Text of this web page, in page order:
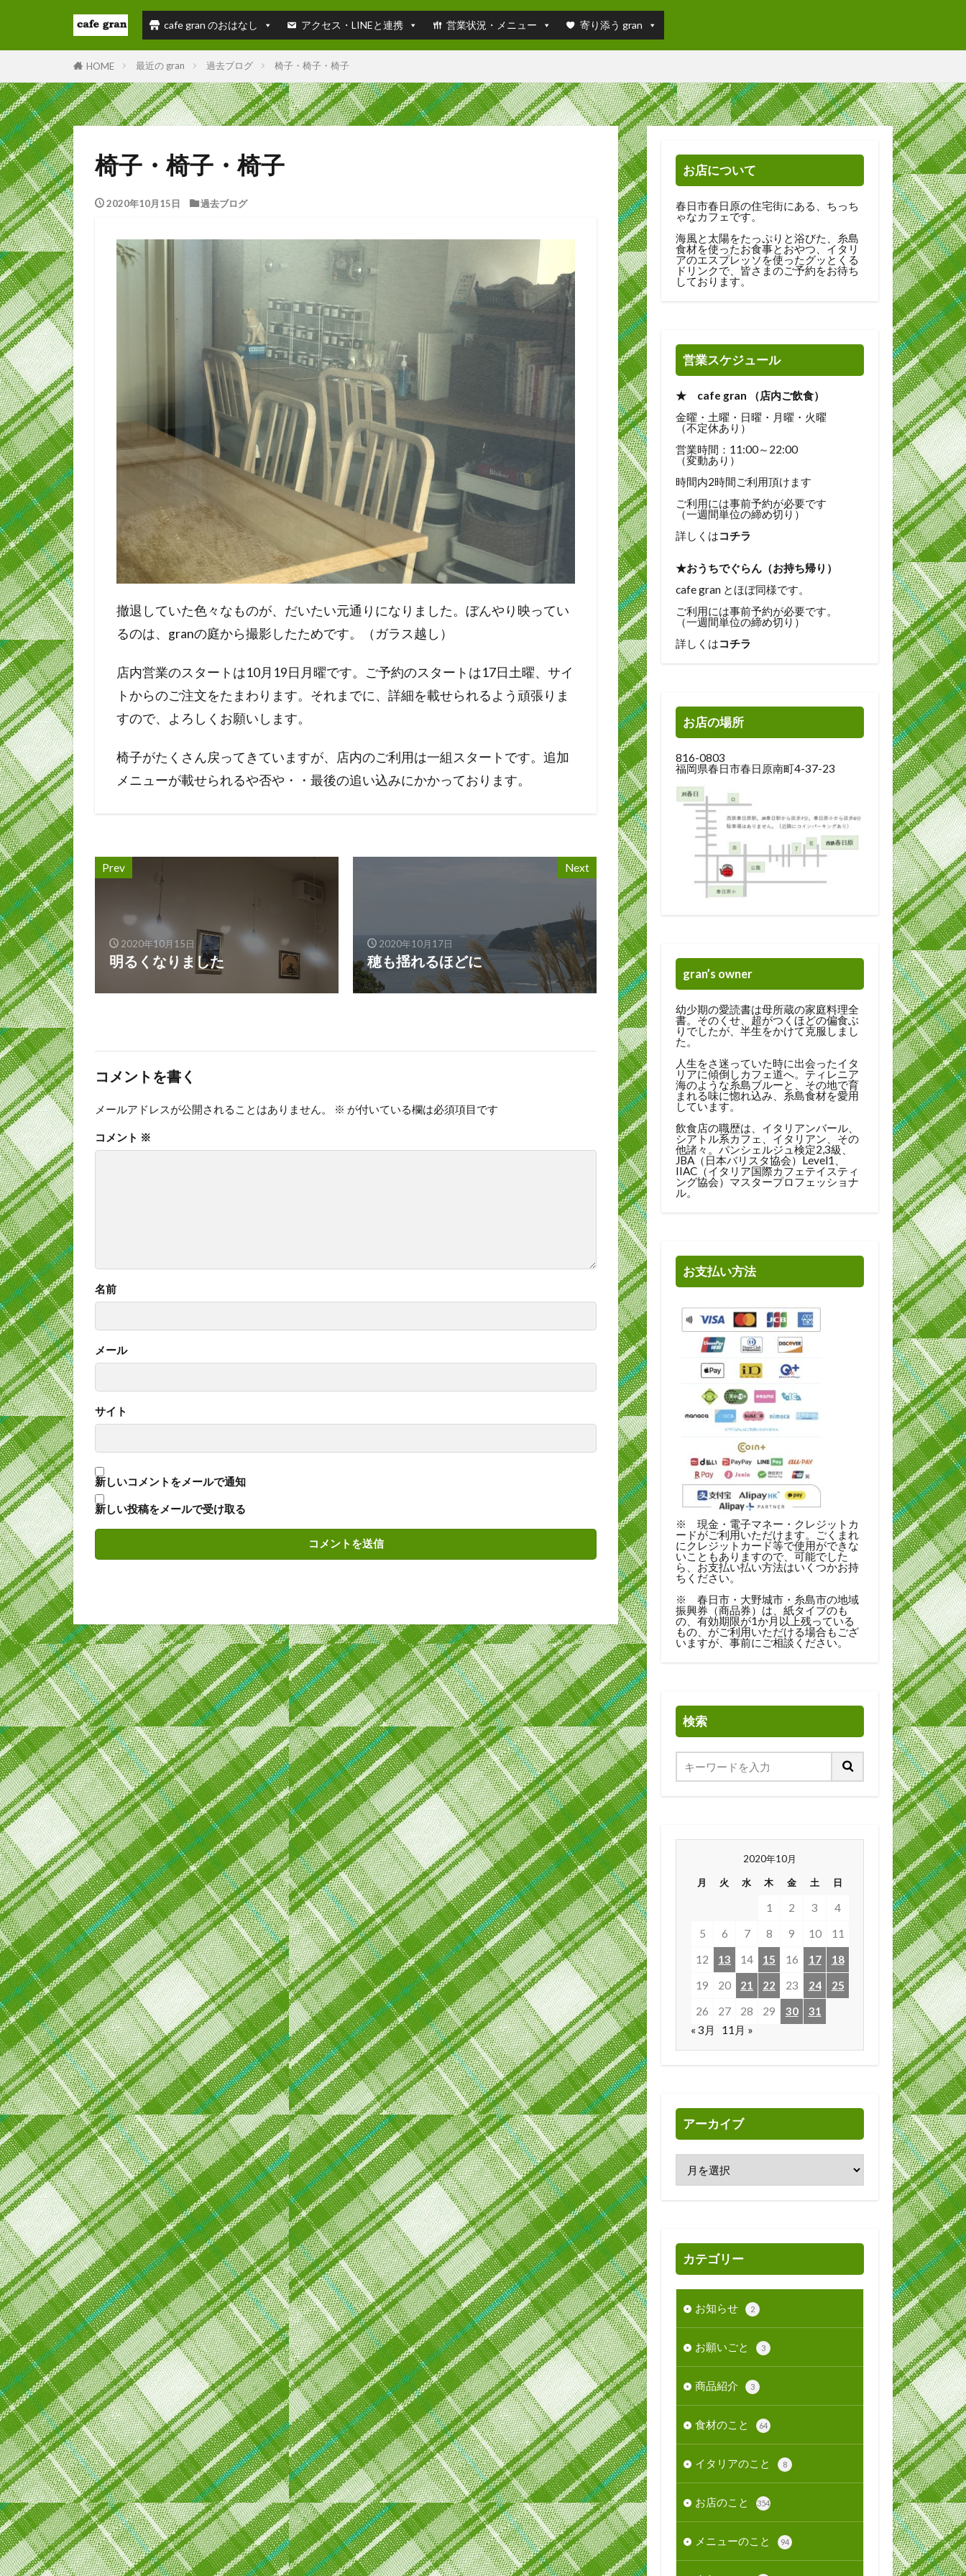
cafe gran のおはなし アクセス・LINEと連携 営業状況・メニュー 寄り添う gran
HOME 最近の gran 過去ブログ 椅子・椅子・椅子
椅子・椅子・椅子
2020年10月15日 過去ブログ
撤退していた色々なものが、だいたい元通りになりました。ぼんやり映ってい
るのは、granの庭から撮影したためです。（ガラス越し）
店内営業のスタートは10月19日月曜です。ご予約のスタートは17日土曜、サイ
トからのご注文をたまわります。それまでに、詳細を載せられるよう頑張りま
すので、よろしくお願いします。
椅子がたくさん戻ってきていますが、店内のご利用は一組スタートです。追加
メニューが載せられるや否や・・最後の追い込みにかかっております。
Prev
2020年10月15日
明るくなりました
Next
2020年10月17日
穂も揺れるほどに
コメントを書く
メールアドレスが公開されることはありません。 ※ が付いている欄は必須項目です
コメント ※
名前
メール
サイト
新しいコメントをメールで通知
新しい投稿をメールで受け取る
お店について
春日市春日原の住宅街にある、ちっち
ゃなカフェです。
海風と太陽をたっぷりと浴びた、糸島
食材を使ったお食事とおやつ、イタリ
アのエスプレッソを使ったグッとくる
ドリンクで、皆さまのご予約をお待ち
しております。
営業スケジュール
★ cafe gran （店内ご飲食）
金曜・土曜・日曜・月曜・火曜
（不定休あり）
営業時間：11:00～22:00
（変動あり）
時間内2時間ご利用頂けます
ご利用には事前予約が必要です
（一週間単位の締め切り）
詳しくはコチラ
★おうちでぐらん（お持ち帰り）
cafe gran とほぼ同様です。
ご利用には事前予約が必要です。
（一週間単位の締め切り）
詳しくはコチラ
お店の場所
816-0803
福岡県春日市春日原南町4-37-23
gran’s owner
幼少期の愛読書は母所蔵の家庭料理全
書。そのくせ、超がつくほどの偏食ぶ
りでしたが、半生をかけて克服しまし
た。
人生をさ迷っていた時に出会ったイタ
リアに傾倒しカフェ道へ。ティレニア
海のような糸島ブルーと、その地で育
まれる味に惚れ込み、糸島食材を愛用
しています。
飲食店の職歴は、イタリアンバール、
シアトル系カフェ、イタリアン、その
他諸々。パンシェルジュ検定2,3級、
JBA（日本バリスタ協会）Level1、
IIAC（イタリア国際カフェテイスティ
ング協会）マスタープロフェッショナ
ル。
お支払い方法
※ 現金・電子マネー・クレジットカ
ードがご利用いただけます。ごくまれ
にクレジットカード等で使用ができな
いこともありますので、可能でした
ら、お支払い払い方法はいくつかお持
ちください。
※ 春日市・大野城市・糸島市の地域
振興券（商品券）は、紙タイプのも
の、有効期限が1か月以上残っている
もの、がご利用いただける場合もござ
いますが、事前にご相談ください。
検索
2020年10月
月 火 水 木 金 土 日
1 2 3
4
5
6 7 8 9 10
11
12
13 14 15 16 17
18
19
20 21 22 23 24
25
26
27 28 29 30
31
« 3月
11月 »
アーカイブ
カテゴリー
お知らせ 2
お願いごと 3
商品紹介 3
食材のこと 64
イタリアのこと 8
お店のこと 354
メニューのこと 94